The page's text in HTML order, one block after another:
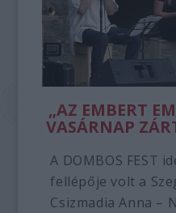
„AZ EMBERT
VASÁRNAP
A DOMBOS FEST
fellépője volt a
Csizmadia Anna –